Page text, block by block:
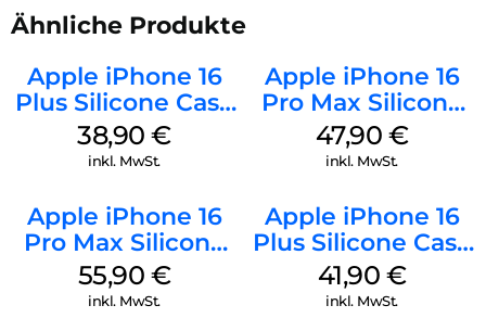
Ähnliche Produkte
Apple iPhone 16
Plus Silicone Case
MagSafe Denim
38,90€
inkl. MwSt.
Apple iPhone 16
Pro Max Silicone
Case MagSafe
Black
47,90 €
inkl. MwSt.
Apple iPhone 16
Pro Max Silicone
Case MagSafe
Stone Gray
55,90 €
inkl. MwSt.
Apple iPhone 16
Plus Silicone Case
MagSafe Stone
Gray
41,90 €
inkl. MwSt.